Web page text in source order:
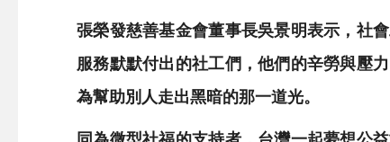
張榮發慈善基金會董事長吳景明表示，社
服務默默付出的社工們，他們的辛勞與壓
為幫助別人走出黑暗的那一道光。